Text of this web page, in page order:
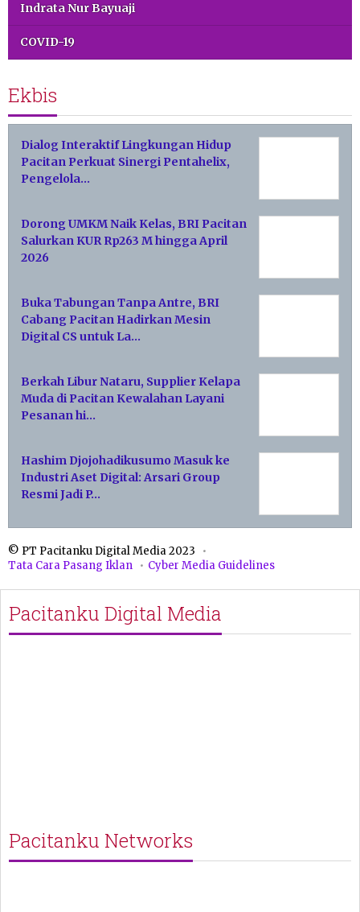
Indrata Nur Bayuaji
COVID-19
Ekbis
Dialog Interaktif Lingkungan Hidup
Pacitan Perkuat Sinergi Pentahelix,
Pengelola…
Dorong UMKM Naik Kelas, BRI Pacitan
Salurkan KUR Rp263 M hingga April
2026
Buka Tabungan Tanpa Antre, BRI
Cabang Pacitan Hadirkan Mesin
Digital CS untuk La…
Berkah Libur Nataru, Supplier Kelapa
Muda di Pacitan Kewalahan Layani
Pesanan hi…
Hashim Djojohadikusumo Masuk ke
Industri Aset Digital: Arsari Group
Resmi Jadi P…
© PT Pacitanku Digital Media 2023
Tata Cara Pasang Iklan
Cyber Media Guidelines
Pacitanku Digital Media
Pacitanku Networks